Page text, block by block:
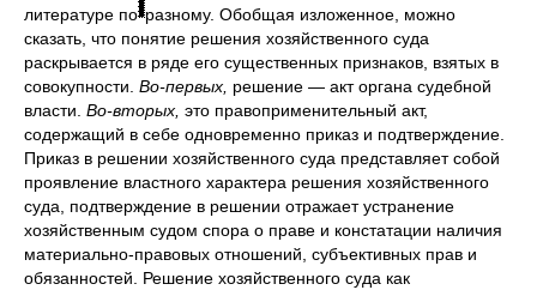
литературе по разному. Обобщая изложенное, можно
сказать, что понятие решения хозяйственного суда
раскрывается в ряде его существенных признаков, взятых в
совокупности. Во-первых, решение — акт органа судебной
власти. Во-вторых, это правоприменительный акт,
содержащий в себе одновременно приказ и подтверждение.
Приказ в решении хозяйственного суда представляет собой
проявление властного характера решения хозяйственного
суда, подтверждение в решении отражает устранение
хозяйственным судом спора о праве и констатации наличия
материально-правовых отношений, субъективных прав и
обязанностей. Решение хозяйственного суда как